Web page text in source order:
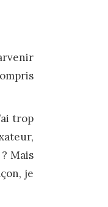
trop
Mais
je